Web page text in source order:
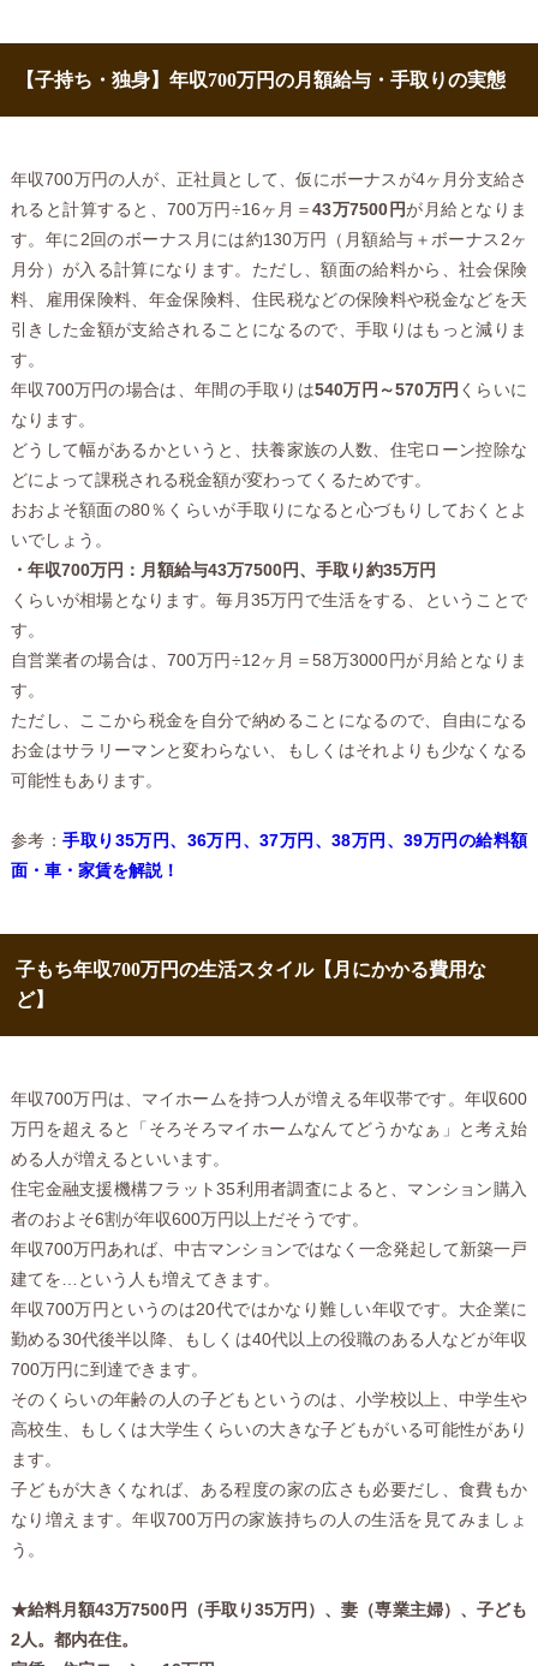
【子持ち・独身】年収700万円の月額給与・手取りの実態
年収700万円の人が、正社員として、仮にボーナスが4ヶ月分支給さ
れると計算すると、700万円÷16ヶ月＝43万7500円が月給となりま
す。年に2回のボーナス月には約130万円（月額給与＋ボーナス2ヶ
月分）が入る計算になります。ただし、額面の給料から、社会保険
料、雇用保険料、年金保険料、住民税などの保険料や税金などを天
引きした金額が支給されることになるので、手取りはもっと減りま
す。
年収700万円の場合は、年間の手取りは540万円～570万円 くらいに
なります。
どうして幅があるかというと、扶養家族の人数、住宅ローン控除な
どによって課税される税金額が変わってくるためです。
おおよそ額面の80％くらいが手取りになると心づもりしておくとよ
いでしょう。
・年収700万円：月額給与43万7500円、手取り約35万円
くらいが相場となります。毎月35万円で生活をする、ということで
す。
自営業者の場合は、700万円÷12ヶ月＝58万3000円が月給となりま
す。
ただし、ここから税金を自分で納めることになるので、自由になる
お金はサラリーマンと変わらない、もしくはそれよりも少なくなる
可能性もあります。
参考：手取り35万円、36万円、37万円、38万円、39万円の給料額
面・車・家賃を解説！
子もち年収700万円の生活スタイル【月にかかる費用な
ど】
年収700万円は、マイホームを持つ人が増える年収帯です。年収600
万円を超えると「そろそろマイホームなんてどうかなぁ」と考え始
める人が増えるといいます。
住宅金融支援機構フラット35利用者調査によると、マンション購入
者のおよそ6割が年収600万円以上だそうです。
年収700万円あれば、中古マンションではなく一念発起して新築一戸
建てを…という人も増えてきます。
年収700万円というのは20代ではかなり難しい年収です。大企業に
勤める30代後半以降、もしくは40代以上の役職のある人などが年収
700万円に到達できます。
そのくらいの年齢の人の子どもというのは、小学校以上、中学生や
高校生、もしくは大学生くらいの大きな子どもがいる可能性があり
ます。
子どもが大きくなれば、ある程度の家の広さも必要だし、食費もか
なり増えます。年収700万円の家族持ちの人の生活を見てみましょ
う。
★給料月額43万7500円（手取り35万円）、妻（専業主婦）、子ども
2人。都内在住。